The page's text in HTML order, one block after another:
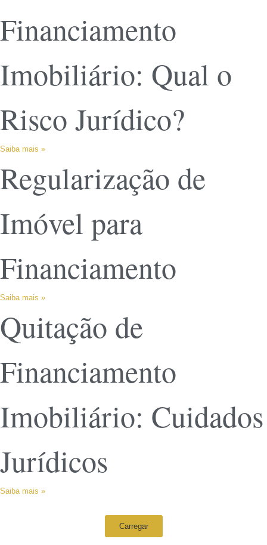
Financiamento
Imobiliário: Qual o
Risco Jurídico?
Saiba mais »
Regularização de
Imóvel para
Financiamento
Saiba mais »
Quitação de
Financiamento
Imobiliário: Cuidados
Jurídicos
Saiba mais »
Carregar